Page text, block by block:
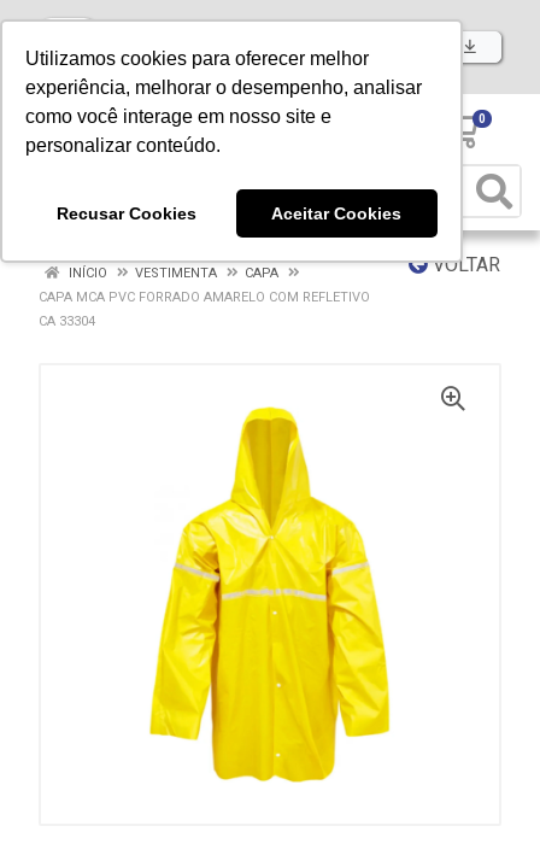
Utilizamos cookies para oferecer melhor
experiência, melhorar o desempenho, analisar
como você interage em nosso site e
personalizar conteúdo.
Recusar Cookies Aceitar Cookies
Baixe já nosso APP
0
VOLTAR
INÍCIO VESTIMENTA
CAPA
CAPA MCA PVC FORRADO AMARELO COM REFLETIVO
CA 33304